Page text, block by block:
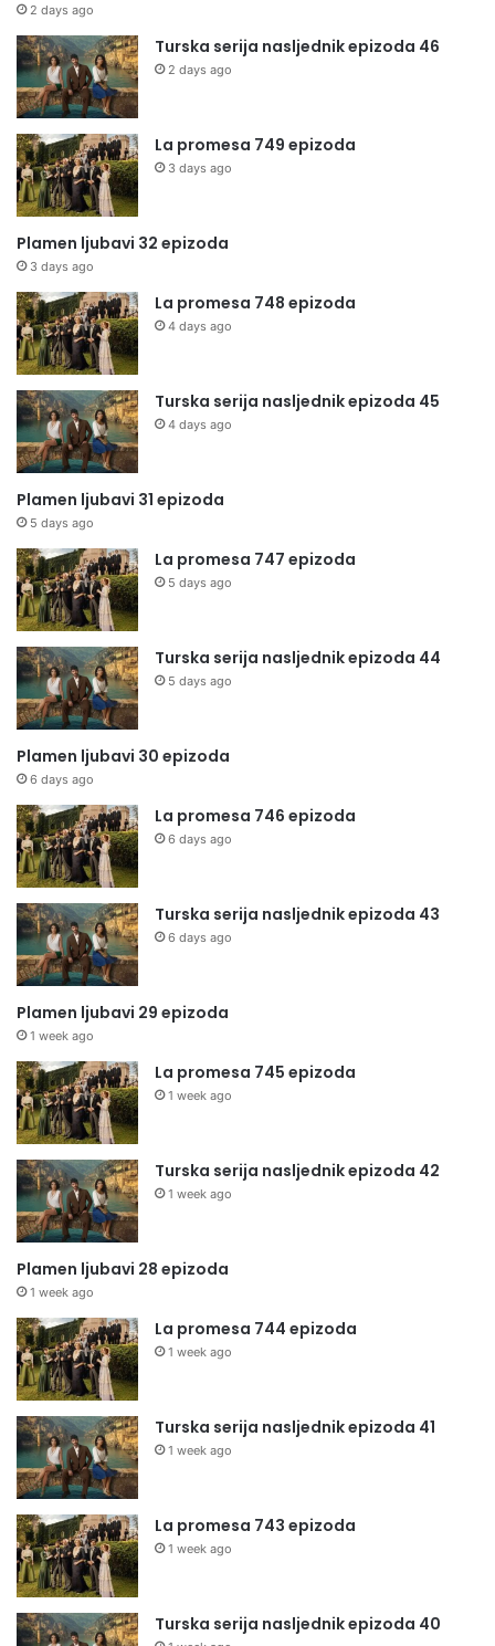
2 days ago
Turska serija nasljednik epizoda 46
2 days ago
La promesa 749 epizoda
3 days ago
Plamen ljubavi 32 epizoda
3 days ago
La promesa 748 epizoda
4 days ago
Turska serija nasljednik epizoda 45
4 days ago
Plamen ljubavi 31 epizoda
5 days ago
La promesa 747 epizoda
5 days ago
Turska serija nasljednik epizoda 44
5 days ago
Plamen ljubavi 30 epizoda
6 days ago
La promesa 746 epizoda
6 days ago
Turska serija nasljednik epizoda 43
6 days ago
Plamen ljubavi 29 epizoda
1 week ago
La promesa 745 epizoda
1 week ago
Turska serija nasljednik epizoda 42
1 week ago
Plamen ljubavi 28 epizoda
1 week ago
La promesa 744 epizoda
1 week ago
Turska serija nasljednik epizoda 41
1 week ago
La promesa 743 epizoda
1 week ago
Turska serija nasljednik epizoda 40